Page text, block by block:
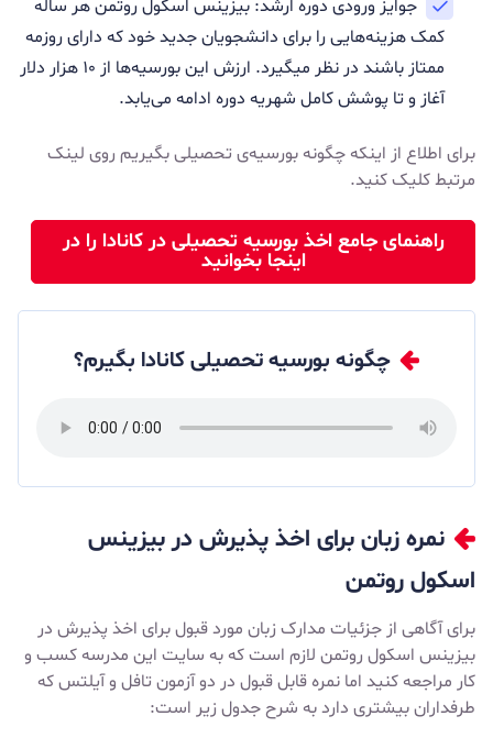
جوایز ورودی دوره ارشد: بیزینس اسکول روتمن هر ساله
کمک هزینه‌هایی را برای دانشجویان جدید خود که دارای روزمه
ممتاز باشند در نظر میگیرد. ارزش این بورسیه‌ها از ۱۰ هزار دلار
آغاز و تا پوشش کامل شهریه دوره ادامه می‌یابد.
برای اطلاع از اینکهچگونه بورسیه‌ی تحصیلی بگیریم روی لینک‌
مرتبط کلیک کنید.
راهنمای جامع اخذ بورسیه تحصیلی در کانادا را در
اینجا بخوانید
چگونه بورسیه تحصیلی کانادا بگیرم؟
نمره زبان برای اخذ پذیرش در بیزینس
اسکول روتمن
برای آگاهی از جزئیات مدارک زبان مورد قبول برای اخذ پذیرش در
بیزینس اسکول روتمن لازم است که به سایت این مدرسه کسب و
کار مراجعه کنید اما نمره قابل قبول در دو آزمون تافل و آیلتس که
طرفداران بیشتری دارد به شرح جدول زیر است: